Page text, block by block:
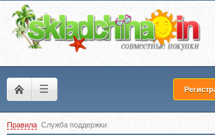
☰
Правила Служба поддержки